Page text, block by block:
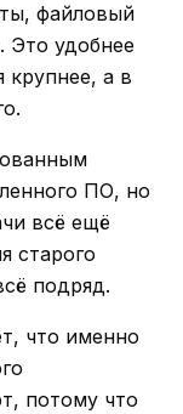
файловый
Это удобнее
крупнее, а в
ПО, но
всё ещё
старого
подряд.
что именно
потому что